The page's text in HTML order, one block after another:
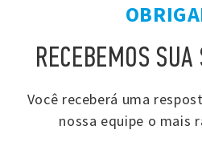
RECEBEMOS
Você receberá uma
nossa equipe o mais